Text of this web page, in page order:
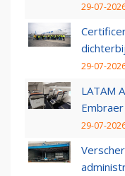
29-07-
29-07-
LATAM
29-07-